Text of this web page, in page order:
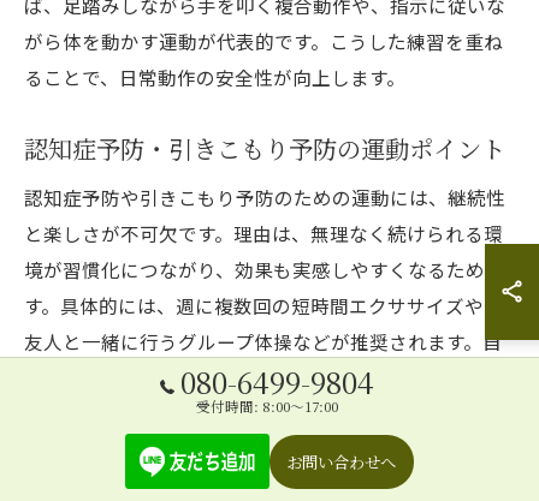
がら体を動かす運動が代表的です。こうした練習を重ね
ることで、日常動作の安全性が向上します。
認知症予防・引きこもり予防の運動ポイント
認知症予防や引きこもり予防のための運動には、継続性
と楽しさが不可欠です。理由は、無理なく続けられる環
境が習慣化につながり、効果も実感しやすくなるためで
す。具体的には、週に複数回の短時間エクササイズや、
友人と一緒に行うグループ体操などが推奨されます。自
分に合った方法を選び、日常生活に取り入れることが大
🌈介護予防体操で毎日を元気に過ごす方法
080-6499-9804
受付時間: 8:00～17:00
お問い合わせへ